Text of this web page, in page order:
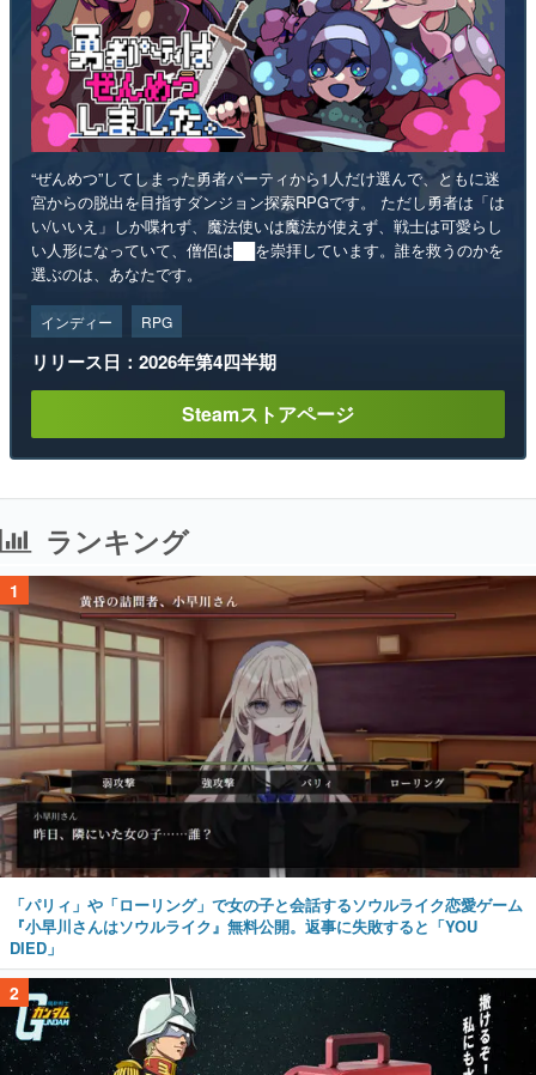
“ぜんめつ”してしまった勇者パーティから1人だけ選んで、ともに迷
宮からの脱出を目指すダンジョン探索RPGです。 ただし勇者は「は
い/いいえ」しか喋れず、魔法使いは魔法が使えず、戦士は可愛らし
い人形になっていて、僧侶は██を崇拝しています。誰を救うのかを
選ぶのは、あなたです。
インディー RPG
リリース日：2026年第4四半期
Steamストアページ
ランキング
1
「パリィ」や「ローリング」で女の子と会話するソウルライク恋愛ゲーム
『小早川さんはソウルライク』無料公開。返事に失敗すると「YOU
DIED」
2